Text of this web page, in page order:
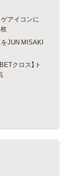
ゲアイコンに
をJUN MISAKI
クロス】ト